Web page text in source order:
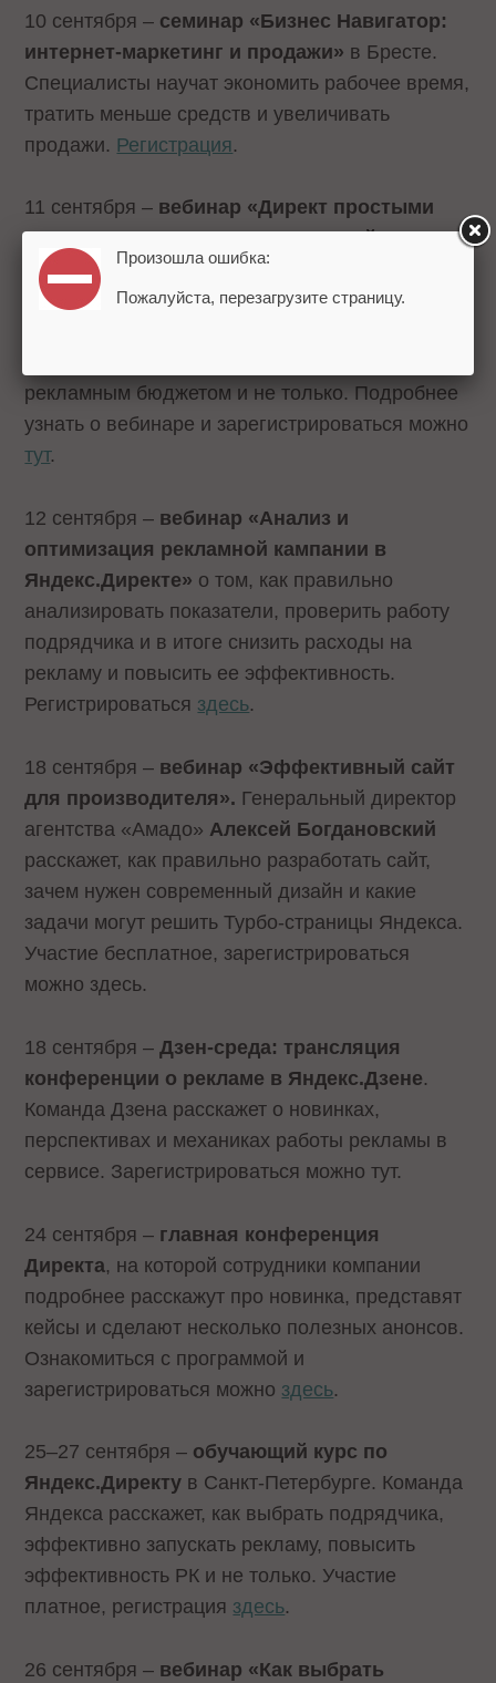
10 сентября – семинар «Бизнес Навигатор:
интернет-маркетинг и продажи» в Бресте.
Специалисты научат экономить рабочее время,
тратить меньше средств и увеличивать
продажи. Регистрация.
11 сентября – вебинар «Директ простыми
словами: как управлять рекламной
кампанией». Руководитель проектов по
маркетингу SMBНаталья Малышева
рекламным бюджетом и не только. Подробнее
узнать о вебинаре и зарегистрироваться можно
тут.
12 сентября – вебинар «Анализ и
оптимизация рекламной кампании в
Яндекс.Директе» о том, как правильно
анализировать показатели, проверить работу
подрядчика и в итоге снизить расходы на
рекламу и повысить ее эффективность.
Регистрироваться здесь.
18 сентября – вебинар «Эффективный сайт
для производителя». Генеральный директор
агентства «Амадо» Алексей Богдановский
расскажет, как правильно разработать сайт,
зачем нужен современный дизайн и какие
задачи могут решить Турбо-страницы Яндекса.
Участие бесплатное, зарегистрироваться
можно здесь.
18 сентября –Дзен-среда: трансляция
конференции о рекламе в Яндекс.Дзене.
Команда Дзена расскажет о новинках,
перспективах и механиках работы рекламы в
сервисе. Зарегистрироваться можно тут.
24 сентября – главная конференция
Директа, на которой сотрудники компании
подробнее расскажут про новинка, представят
кейсы и сделают несколько полезных анонсов.
Ознакомиться с программой и
зарегистрироваться можно здесь.
25–27 сентября – обучающий курс по
Яндекс.Директу в Санкт-Петербурге. Команда
Яндекса расскажет, как выбрать подрядчика,
эффективно запускать рекламу, повысить
эффективность РК и не только. Участие
платное, регистрация здесь.
26 сентября – вебинар «Как выбрать
Произошла ошибка:
Пожалуйста, перезагрузите страницу.